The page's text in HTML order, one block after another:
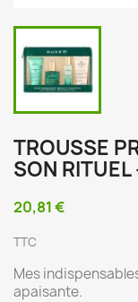
TROUSSE
SON RITUEL
20,81 €
TTC
Mes
apaisante.